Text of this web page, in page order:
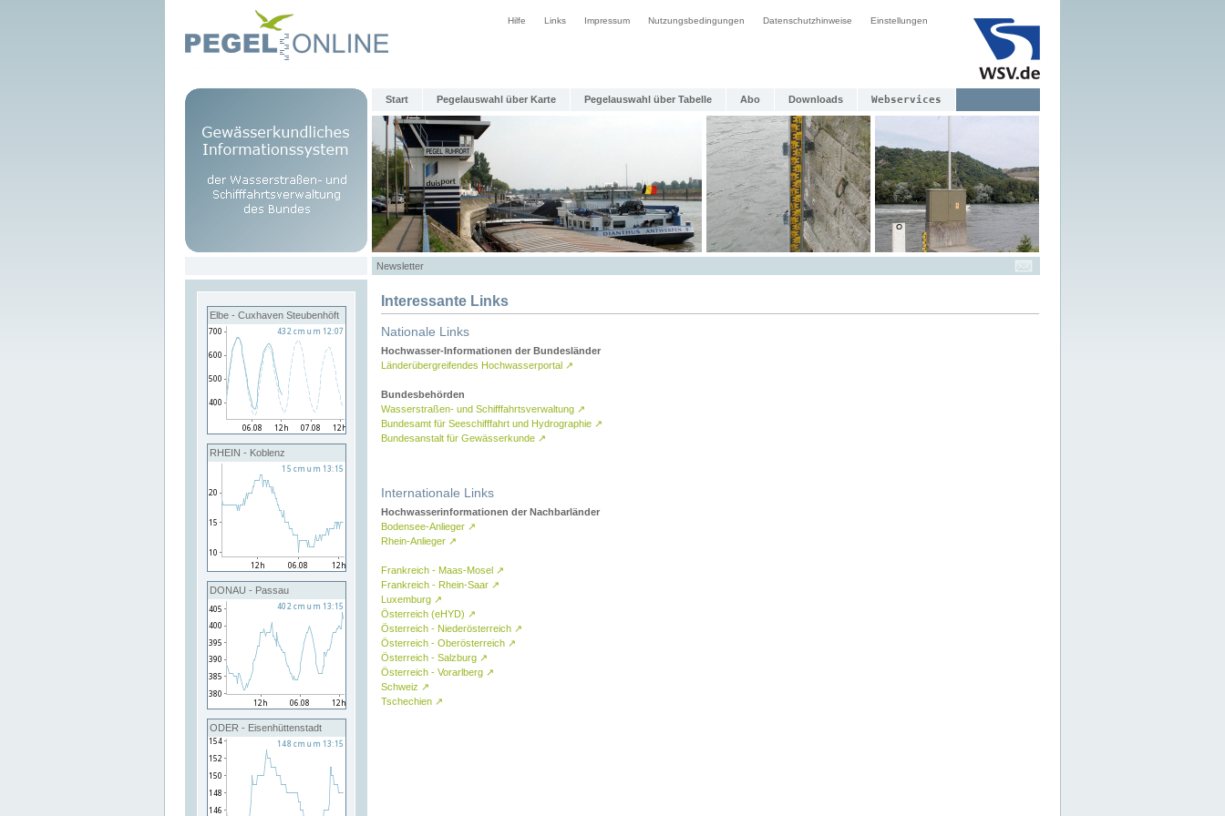
Hilfe Links Impressum Nutzungsbedingungen Datenschutzhinweise Einstellungen
Start Pegelauswahl über Karte Pegelauswahl über Tabelle Abo Downloads Webservices
Newsletter
Elbe - Cuxhaven Steubenhöft
RHEIN - Koblenz
DONAU - Passau
ODER - Eisenhüttenstadt
Interessante Links
Nationale Links
Hochwasser-Informationen der Bundesländer
Länderübergreifendes Hochwasserportal ↗
Bundesbehörden
Wasserstraßen- und Schifffahrtsverwaltung ↗
Bundesamt für Seeschifffahrt und Hydrographie ↗
Bundesanstalt für Gewässerkunde ↗
Internationale Links
Hochwasserinformationen der Nachbarländer
Bodensee-Anlieger ↗
Rhein-Anlieger ↗
Frankreich - Maas-Mosel ↗
Frankreich - Rhein-Saar ↗
Luxemburg ↗
Österreich (eHYD) ↗
Österreich - Niederösterreich ↗
Österreich - Oberösterreich ↗
Österreich - Salzburg ↗
Österreich - Vorarlberg ↗
Schweiz ↗
Tschechien ↗